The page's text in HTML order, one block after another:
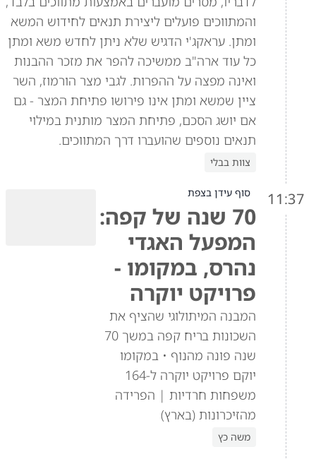
והמתווכים פועלים ליצירת תנאים לחידוש המשא
ומתן. עראקג'י הדגיש שלא ניתן לחדש משא ומתן
כל עוד ארה"ב ממשיכה להפר את מזכר ההבנות
ואינה מפצה על ההפרות. לגבי מצר הורמוז, השר
ציין שמשא ומתן אינו פירושו פתיחת המצר - גם
אם יושג הסכם, פתיחת המצר מותנית במילוי
תנאים נוספים שהועברו דרך המתווכים.
צוות בבלי
11:37 סוף עידן בצפת
70 שנה של קפה:
המפעל האגדי
נהרס, במקומו -
פרויקט יוקרה
המבנה המיתולוגי שהציף את
השכונות בריח קפה במשך 70
שנה פונה מהנוף • במקומו
יוקם פרויקט יוקרה ל-164
משפחות חרדיות | הפרידה
מהזיכרונות (בארץ)
משה כץ